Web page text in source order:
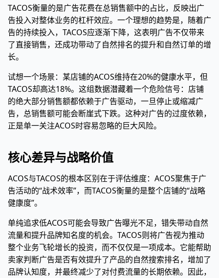
TACOS衡量的是广告花费在总销售额中的占比，反映出广
告投入对整体业务的杠杆效应。一个理想的趋势是，随着广
告的持续投入，TACOS应逐渐下降，这表明广告不仅带来
了直接销售，还成功带动了自然排名的提升和自然订单的增
长。
试想一个场景：某店铺的ACOS维持在20%的健康水平，但
TACOS却高达18%。这组数据潜藏着一个危险信号：店铺
的绝大部分销售额都依赖于广告驱动，一旦停止或缩减广
告，总销售额可能会断崖式下跌。这种对广告的过度依赖，
正是单一关注ACOS时容易忽略的巨大风险。
核心差异与战略价值
ACOS与TACOS的根本区别在于评估维度：ACOS聚焦于广
告活动的“战术效率”，而TACOS衡量的是整个店铺的“战略
健康度”。
单纯追求低ACOS可能会导致广告曝光不足，错失带动自然
流量和提升品牌知名度的机会。TACOS则将广告视为推动
整个业务飞轮增长的投资，而不仅仅是一项成本。它能帮助
卖家判断广告是否有效提升了产品的自然搜索排名，增加了
品牌认知度，并最终减少了对付费流量的长期依赖。因此，